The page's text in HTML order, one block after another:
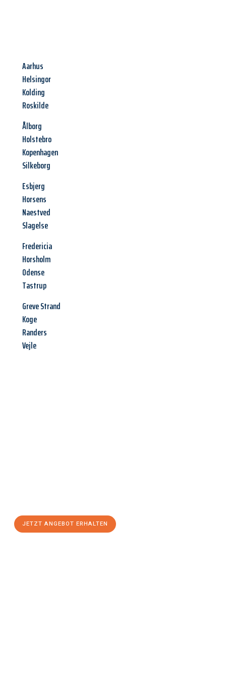
Aarhus
Helsingor
Kolding
Roskilde
Ålborg
Holstebro
Kopenhagen
Silkeborg
Esbjerg
Horsens
Naestved
Slagelse
Fredericia
Horsholm
Odense
Tastrup
Greve Strand
Koge
Randers
Vejle
JETZT ANGEBOT ERHALTEN